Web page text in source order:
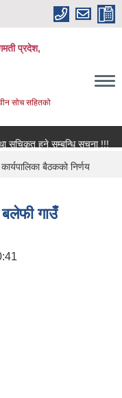
प्रदेश,
सोच सहितको
हुने सम्बन्धि सूचना !!!
बैठकको निर्णय
गाउँ